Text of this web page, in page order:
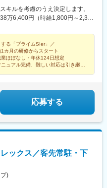
(奈良線)、亀岡駅、城陽駅、東向
愛知県)、本陣駅、矢場町駅、いり
(名古屋市営)、伏屋駅、稲永駅、
戸市役所前駅、春日井駅(中央本
安城駅、犬山駅、江南駅(愛知
、由比駅、浜松駅、相月駅、沼
、吉原本町駅、磐田駅、焼津
前駅、志井公園駅、今池駅(福岡
滝沢駅、松尾八幡平駅、雫石駅、
駅、神町駅、羽前山辺駅、寒河
駅、水原駅、五泉駅、南吉田
橋駅、渋川駅、八木原駅、安中
福島駅、伊勢崎駅、新町駅(群馬
、西１５丁目駅、桑園駅、すす
道)、新広駅、広島駅、原宿駅、
北品川駅、下神明駅、赤羽橋
駅、蒲田駅、上町駅、阿佐ケ谷
、下板橋駅、京王多摩川駅、東
キルを考慮のうえ決定します。
万6,400円（時給1,800円～2,300
る「プライムSIer」／
1カ月の研修からスタート
業ほぼなし・年休124日想定
ニュアル完備、難しい対応は引き継ぎ
応募する
ックス／客先常駐・下
)